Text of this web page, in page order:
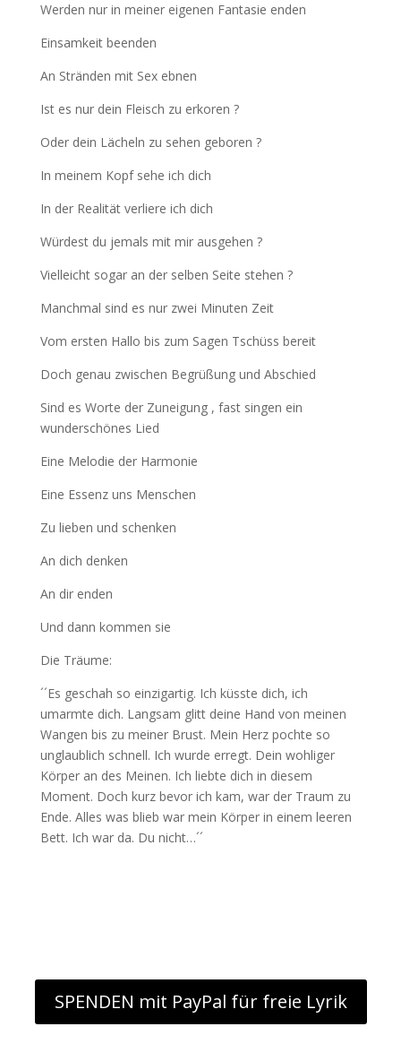
Werden nur in meiner eigenen Fantasie enden
Einsamkeit beenden
An Stränden mit Sex ebnen
Ist es nur dein Fleisch zu erkoren ?
Oder dein Lächeln zu sehen geboren ?
In meinem Kopf sehe ich dich
In der Realität verliere ich dich
Würdest du jemals mit mir ausgehen ?
Vielleicht sogar an der selben Seite stehen ?
Manchmal sind es nur zwei Minuten Zeit
Vom ersten Hallo bis zum Sagen Tschüss bereit
Doch genau zwischen Begrüßung und Abschied
Sind es Worte der Zuneigung , fast singen ein
wunderschönes Lied
Eine Melodie der Harmonie
Eine Essenz uns Menschen
Zu lieben und schenken
An dich denken
An dir enden
Und dann kommen sie
Die Träume:
´´Es geschah so einzigartig. Ich küsste dich, ich
umarmte dich. Langsam glitt deine Hand von meinen
Wangen bis zu meiner Brust. Mein Herz pochte so
unglaublich schnell. Ich wurde erregt. Dein wohliger
Körper an des Meinen. Ich liebte dich in diesem
Moment. Doch kurz bevor ich kam, war der Traum zu
Ende. Alles was blieb war mein Körper in einem leeren
Bett. Ich war da. Du nicht…´´
SPENDEN mit PayPal für freie Lyrik